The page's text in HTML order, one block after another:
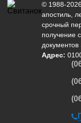
© 1988-
апостиль
срочный
получение
документов
Адрес: